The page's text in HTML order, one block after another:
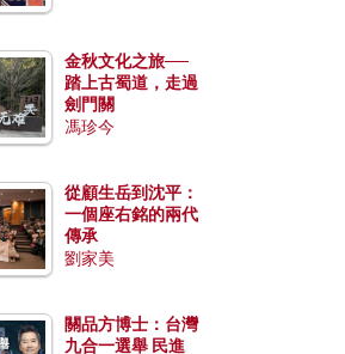
金秋文化之旅──
踏上古蜀道，走過
劍門關
馮珍今
從顧生岳到沈平：
一個座右銘的兩代
傳承
劉家美
關品方博士：台灣
九合一選舉 民進